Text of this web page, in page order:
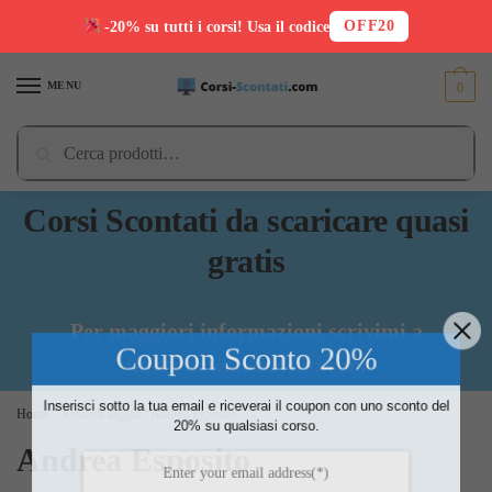
MENU
Cerca
0
Corsi Scontati da scaricare quasi
gratis
Per maggiori informazioni scrivimi a
info@downloadcorsi.com
Home / Prodotti taggati “Andrea Esposito”
Andrea Esposito
Coupon Sconto 20%
Inserisci sotto la tua email e riceverai il coupon con uno sconto del
20% su qualsiasi corso.
-20% su tutti i corsi! Usa il codice OFF20